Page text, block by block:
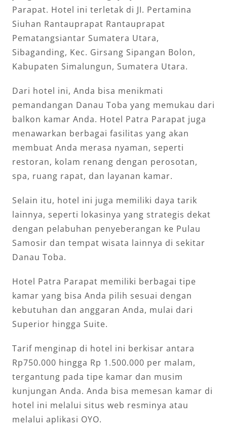
Parapat. Hotel ini terletak di JI. Pertamina
Siuhan Rantauprapat Rantauprapat
Pematangsiantar Sumatera Utara,
Sibaganding, Kec. Girsang Sipangan Bolon,
Kabupaten Simalungun, Sumatera Utara.
Dari hotel ini, Anda bisa menikmati
pemandangan Danau Toba yang memukau dari
balkon kamar Anda. Hotel Patra Parapat juga
menawarkan berbagai fasilitas yang akan
membuat Anda merasa nyaman, seperti
restoran, kolam renang dengan perosotan,
spa, ruang rapat, dan layanan kamar.
Selain itu, hotel ini juga memiliki daya tarik
lainnya, seperti lokasinya yang strategis dekat
dengan pelabuhan penyeberangan ke Pulau
Samosir dan tempat wisata lainnya di sekitar
Danau Toba.
Hotel Patra Parapat memiliki berbagai tipe
kamar yang bisa Anda pilih sesuai dengan
kebutuhan dan anggaran Anda, mulai dari
Superior hingga Suite.
Tarif menginap di hotel ini berkisar antara
Rp750.000 hingga Rp 1.500.000 per malam,
tergantung pada tipe kamar dan musim
kunjungan Anda. Anda bisa memesan kamar di
hotel ini melalui situs web resminya atau
melalui aplikasi OYO.